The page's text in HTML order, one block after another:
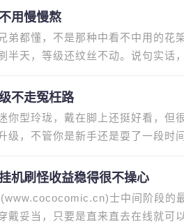
用慢慢熬
弟都懂，不是那种中看不中用的
半天，等级还纹丝不动。说句实
不走冤枉路
你型玲珑，戴在脚上还挺好看，
级，不管你是新手还是耍了一段
机刷怪收益稳得很不操心
士中间阶段的
戴妥当，只要是直来直去在线就可